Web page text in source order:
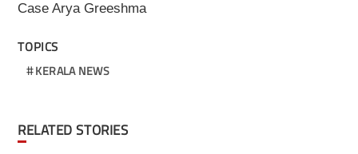
Case Arya Greeshma
TOPICS
KERALA NEWS
RELATED STORIES